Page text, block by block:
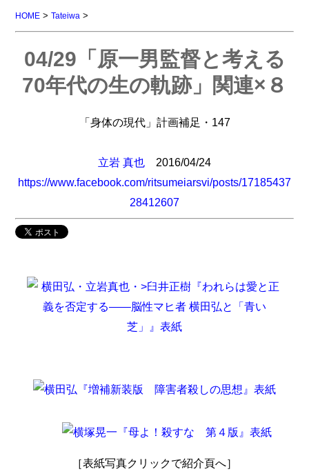
HOME >Tateiwa >
04/29「原一男監督と考える
70年代の生の軌跡」関連×８
「身体の現代」計画補足・147
立岩 真也 2016/04/24
https://www.facebook.com/ritsumeiarsvi/posts/17185437
28412607
［表紙写真クリックで紹介頁へ］